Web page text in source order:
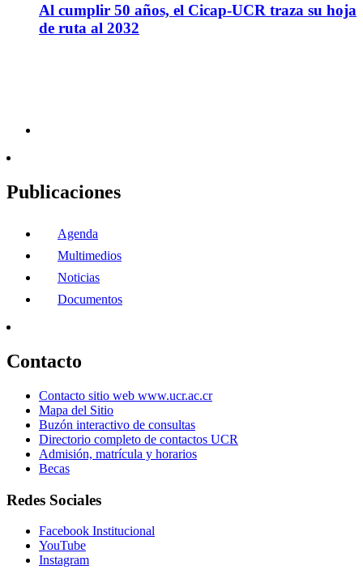
Al cumplir 50 años, el Cicap-UCR traza su hoja
de ruta al 2032
Publicaciones
Agenda
Multimedios
Noticias
Documentos
Contacto
Contacto sitio web www.ucr.ac.cr
Mapa del Sitio
Buzón interactivo de consultas
Directorio completo de contactos UCR
Admisión, matrícula y horarios
Becas
Redes Sociales
Facebook Institucional
YouTube
Instagram